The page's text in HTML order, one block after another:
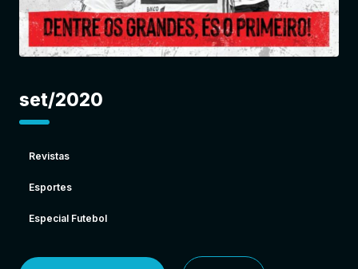
set/2020
Revistas
Esportes
Especial Futebol